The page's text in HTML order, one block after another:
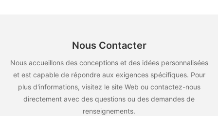
Nous Contacter
Nous accueillons des conceptions et des idées personnalisées
et est capable de répondre aux exigences spécifiques. Pour
plus d'informations, visitez le site Web ou contactez-nous
directement avec des questions ou des demandes de
renseignements.